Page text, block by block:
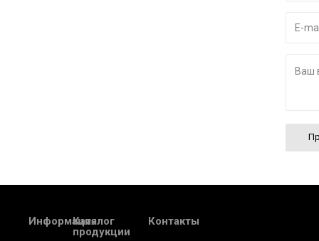
Контакты
Информация
Каталог
продукции